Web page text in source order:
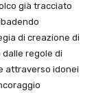
già tracciato
di creazione di
regole di
attraverso idonei